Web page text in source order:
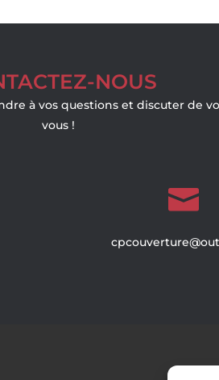
NOUS
à vos questions et discuter de
vous !
